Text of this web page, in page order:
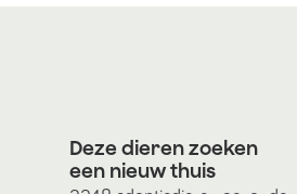
Deze dieren zoeken
een nieuw thuis